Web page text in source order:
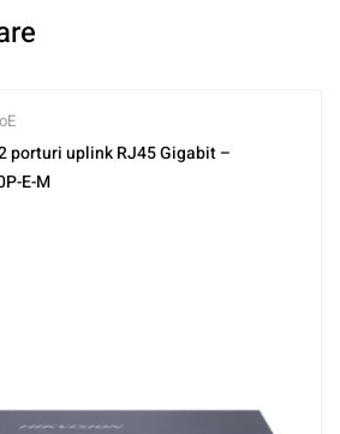
porturi uplink RJ45 Gigabit –
E-M